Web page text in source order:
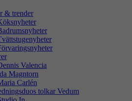
& trender
Valencia
Magntorn
Carlén
tolkar Vedum